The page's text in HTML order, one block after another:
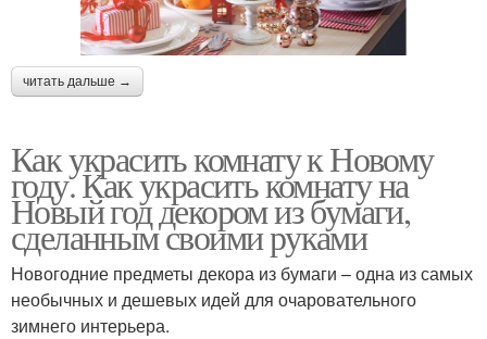
читать дальше →
Как украсить комнату к Новому
году. Как украсить комнату на
Новый год декором из бумаги,
сделанным своими руками
Новогодние предметы декора из бумаги – одна из самых
необычных и дешевых идей для очаровательного
зимнего интерьера.